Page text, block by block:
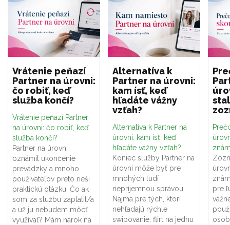
Vrátenie peňazí
Partner na úrovni:
čo robiť, keď
služba končí?
Vrátenie peňazí Partner
na úrovni: čo robiť, keď
služba končí?
Partner na úrovni
oznámil ukončenie
prevádzky a mnoho
používateľov preto rieši
praktickú otázku: Čo ak
som za službu zaplatil/a
a už ju nebudem môcť
využívať? Mám nárok na
Alternatíva k
Partner na úrovni:
kam ísť, keď
hľadáte vážny
vzťah?
Alternatíva k Partner na
úrovni: kam ísť, keď
hľadáte vážny vzťah?
Koniec služby Partner na
úrovni môže byť pre
mnohých ľudí
nepríjemnou správou.
Najmä pre tých, ktorí
nehľadajú rýchle
swipovanie, flirt na jednu
pre